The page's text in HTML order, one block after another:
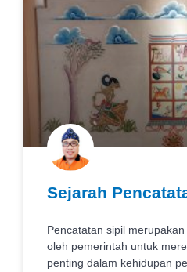
Sejarah
Pencatatan sipil
oleh pemerintah untuk
penting dalam kehidupan